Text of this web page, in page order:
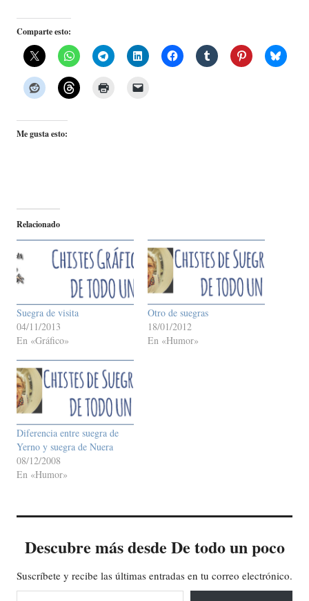
Comparte esto:
Me gusta esto:
Relacionado
Suegra de visita
04/11/2013
En «Gráfico»
Otro de suegras
18/01/2012
En «Humor»
Diferencia entre suegra de
Yerno y suegra de Nuera
08/12/2008
En «Humor»
Descubre más desde De todo un poco
Suscríbete y recibe las últimas entradas en tu correo electrónico.
Escribe tu correo electrónico…